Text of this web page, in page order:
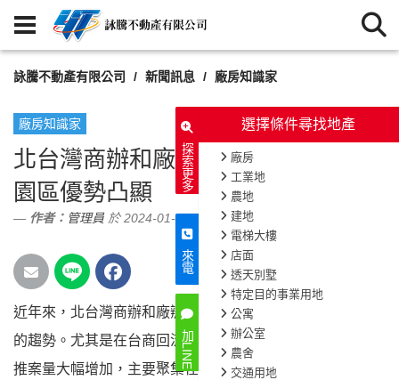
選擇條件尋找地產
廠房
工業地
農地
建地
電梯大樓
店面
透天別墅
特定目的事業用地
公寓
辦公室
農舍
交通用地
探索更多
來電
加LINE
詠騰不動產有限公司 新聞訊息 廠房知識家
廠房知識家
北台灣商辦和廠辦市場蓬勃發展：桃
園區優勢凸顯
作者： 管理員 於 2024-01-10
近年來，北台灣商辦和廠辦不動產市場呈現蓬勃發展
的趨勢。尤其是在台商回流的背景下，商辦和廠辦的
推案量大幅增加，主要聚集在雙北市區域。然而，不僅限於